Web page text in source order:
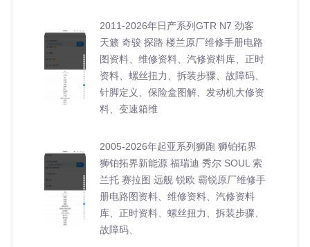
2011-2026年日产系列GTR N7 劲客
天籁 奇骏 探路 楼兰原厂维修手册电路
图资料、维修资料、汽修资料库、正时
资料、螺丝扭力、拆装步骤、故障码、
针脚定义、保险盒图解、发动机大修资
料、变速箱维
2005-2026年起亚系列狮跑 狮铂拓界
狮铂拓界新能源 福瑞迪 秀尔 SOUL 索
兰托 赛拉图 远舰 锐欧 霸锐原厂维修手
册电路图资料、维修资料、汽修资料
库、正时资料、螺丝扭力、拆装步骤、
故障码、